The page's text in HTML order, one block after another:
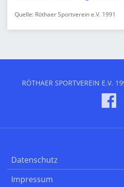
Quelle: Röthaer Sportverein e.V. 1991
RÖTHAER SPORTVEREIN E.V.
Datenschutz
Impressum